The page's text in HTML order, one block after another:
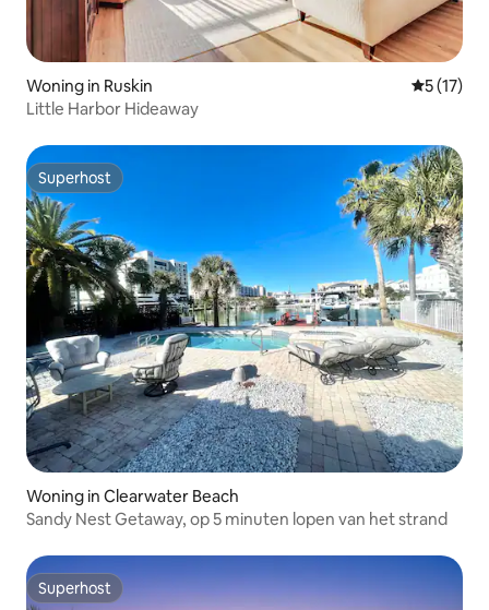
Woning in Ruskin
5 (17)
Little Harbor Hideaway
Superhost
Superhost
Woning in Clearwater Beach
Sandy Nest Getaway, op 5 minuten lopen van het strand
Superhost
Superhost